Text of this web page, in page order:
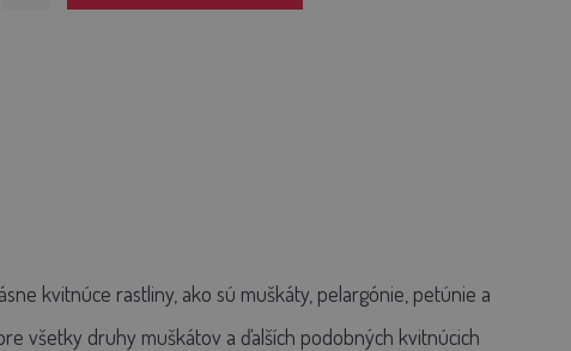
kvitnúce rastliny, ako sú muškáty, pelargónie, petúnie a
všetky druhy muškátov a ďalších podobných kvitnúcich